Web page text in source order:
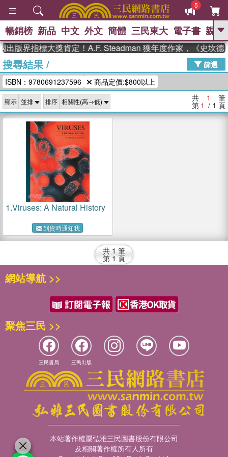
5
GO
高希均教授回憶錄
、 The Odyssey 、 父親節 、 如果歷
史是一群喵 、 暑期推薦
獎 臺灣漫遊錄 、 方念華 、 台灣的李
登輝時代
數學女孩：黎曼猜想 、
偉大的迷走神經
暢銷榜 新品 中文 外文 簡體 三民東大 電子書 親子
出版界指標大獎肯定！A.F. Steadman 獲年度作家，《史坎德
搜尋結果/
篩選
ISBN：9780691237596
商品定價:$800以上
顯示 排序 共 1 筆
第 1 / 1 頁
1.Viruses: A Natural History
到貨時通知我
共 1 筆
第 1 頁
網站導航 >>
聚焦三民 >>
三民書局 三民出版
本站著作權屬弘雅三民圖書股份有限公司
及相關著作權所有人所有